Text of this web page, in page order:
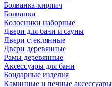
Болванка-кирпич
Болванки
Колосники наборные
Двери для бани и сауны
Двери стеклянные
Двери деревянные
Рамы деревянные
Аксессуары для бани
Бондарные изделия
Каминные и печные аксессуары